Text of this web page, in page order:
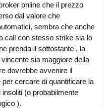
online che il prezzo
dal valore che
sembra che anche
call con stesso strike sia lo
prenda il sottostante , la
sia maggiore della
dovrebbe avvenire il
cercare di quantificare la
(o probabilmente
).